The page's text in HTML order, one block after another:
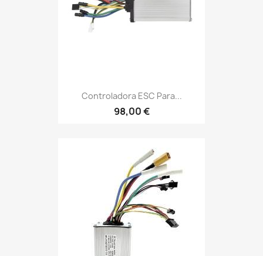
Controladora ESC Para...
98,00 €